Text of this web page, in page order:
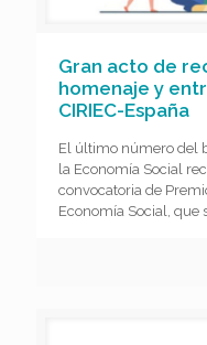
Gran acto de
homenaje y
CIRIEC-España
El último número del
la Economía Social
convocatoria de
Economía Social, que